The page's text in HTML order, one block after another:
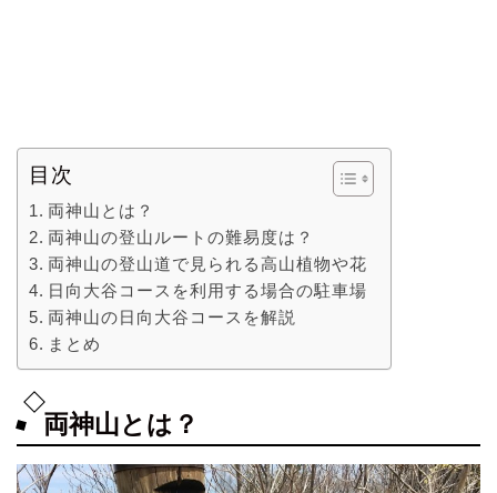
目次
両神山とは？
両神山の登山ルートの難易度は？
両神山の登山道で見られる高山植物や花
日向大谷コースを利用する場合の駐車場
両神山の日向大谷コースを解説
まとめ
両神山とは？